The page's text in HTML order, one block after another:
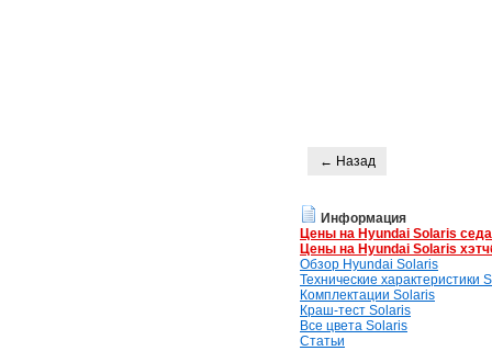
← Назад
Информация
Цены на Hyundai Solaris
Цены на Hyundai Solaris
Обзор Hyundai Solaris
Технические характеристики
Комплектации Solaris
Краш-тест Solaris
Все цвета Solaris
Статьи